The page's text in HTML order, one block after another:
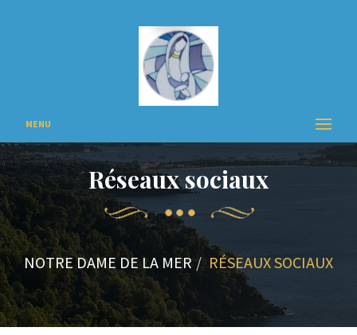
MENU
Réseaux sociaux
NOTRE DAME DE LA MER RÉSEAUX SOCIAUX